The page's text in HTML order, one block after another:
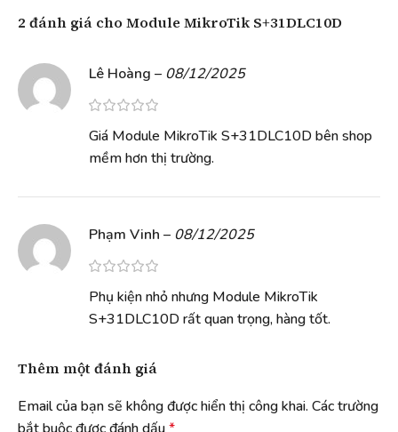
2 đánh giá cho Module MikroTik S+31DLC10D
Lê Hoàng – 08/12/2025
Giá Module MikroTik S+31DLC10D bên shop
mềm hơn thị trường.
Phạm Vinh – 08/12/2025
Phụ kiện nhỏ nhưng Module MikroTik
S+31DLC10D rất quan trọng, hàng tốt.
Thêm một đánh giá
Email của bạn sẽ không được hiển thị công khai. Các trường